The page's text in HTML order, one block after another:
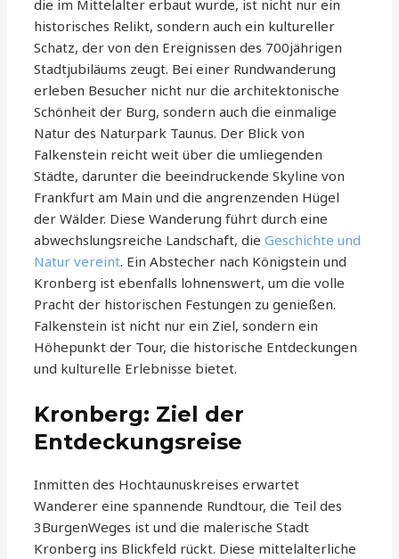
die im Mittelalter erbaut wurde, ist nicht nur ein
historisches Relikt, sondern auch ein kultureller
Schatz, der von den Ereignissen des 700jährigen
Stadtjubiläums zeugt. Bei einer Rundwanderung
erleben Besucher nicht nur die architektonische
Schönheit der Burg, sondern auch die einmalige
Natur des Naturpark Taunus. Der Blick von
Falkenstein reicht weit über die umliegenden
Städte, darunter die beeindruckende Skyline von
Frankfurt am Main und die angrenzenden Hügel
der Wälder. Diese Wanderung führt durch eine
abwechslungsreiche Landschaft, dieGeschichte und
Natur vereint. Ein Abstecher nach Königstein und
Kronberg ist ebenfalls lohnenswert, um die volle
Pracht der historischen Festungen zu genießen.
Falkenstein ist nicht nur ein Ziel, sondern ein
Höhepunkt der Tour, die historische Entdeckungen
und kulturelle Erlebnisse bietet.
Kronberg: Ziel der
Entdeckungsreise
Inmitten des Hochtaunuskreises erwartet
Wanderer eine spannende Rundtour, die Teil des
3BurgenWeges ist und die malerische Stadt
Kronberg ins Blickfeld rückt. Diese mittelalterliche